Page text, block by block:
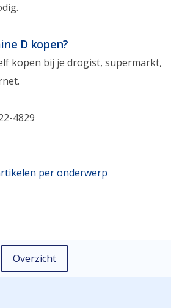
D kopen?
kopen bij je drogist, supermarkt,
4829
per onderwerp
Overzicht